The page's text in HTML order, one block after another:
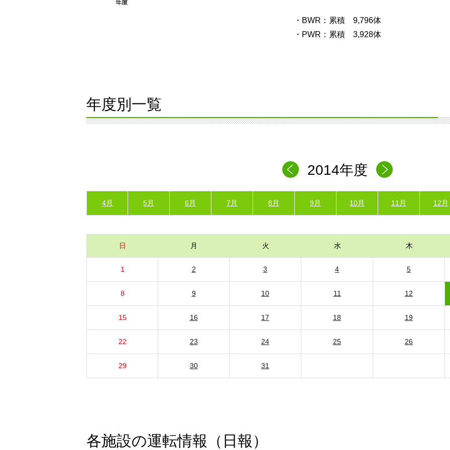
・BWR：累積 9,796体
・PWR：累積 3,928体
年度別一覧
2014年度
4月 5月 6月 7月 8月 9月 10月 11月 12月
日 月 火 水 木
1 2 3 4 5
8 9 10 11 12
15 16 17 18 19
22 23 24 25 26
29 30 31
各施設の運転情報（日報）